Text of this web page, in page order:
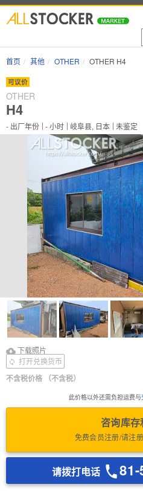
首页 其他 OTHER OTHER H4
可议价
OTHER
H4
- 出厂年份 -小时 岐阜县, 日本 未鉴定
下载照片
下载照片
不含税价格 （不含税）
打开兑换货币
此价格以外还需负担运费与
咨询库
免费会员注册/请注
请拨打电话